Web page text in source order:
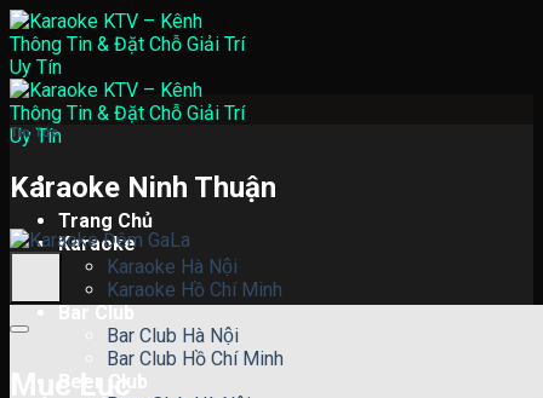
Skip
to
content
Trang Chủ
Karaoke
Karaoke Hà Nội
Karaoke Hồ Chí Minh
Bar Club
Bar Club Hà Nội
Bar Club Hồ Chí Minh
Beer Club
Tin Tức
Karaoke Ninh Thuận
Mục Lục